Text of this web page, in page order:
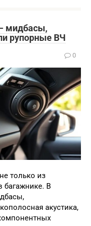
мидбасы,
рупорные ВЧ
0
только из
багажнике. В
акустика,